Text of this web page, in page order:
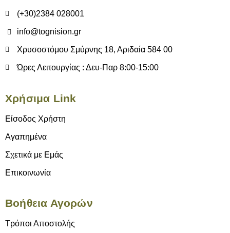
(+30)2384 028001
info@tognision.gr
Χρυσοστόμου Σμύρνης 18, Αριδαία 584 00
Ώρες Λειτουργίας : Δευ-Παρ 8:00-15:00
Χρήσιμα Link
Είσοδος Χρήστη
Αγαπημένα
Σχετικά με Εμάς
Επικοινωνία
Βοήθεια Αγορών
Τρόποι Αποστολής